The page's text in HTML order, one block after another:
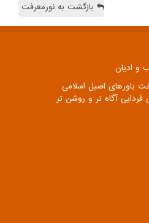
بازگشت به نورمعرفت
و ادیان
باورهای اصیل اسلامی
فردایی آگاه تر و روشن تر